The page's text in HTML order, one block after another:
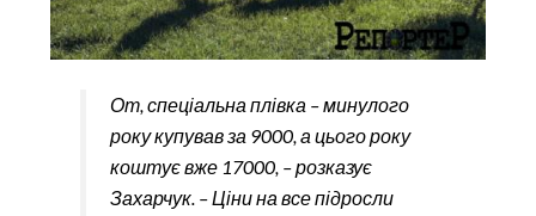
От, спеціальна плівка – минулого
року купував за 9000, а цього року
коштує вже 17000, – розказує
Захарчук. – Ціни на все підросли